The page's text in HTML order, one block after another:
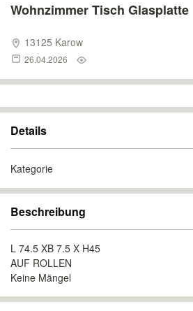
Wohnzimmer Tisch Glasplatte
13125 Karow
26.04.2026
Details
Kategorie
Beschreibung
L 74.5 XB 7.5 X H45
AUF ROLLEN
Keine Mängel